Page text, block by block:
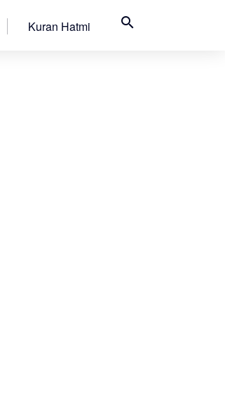
Kuran Hatmi search